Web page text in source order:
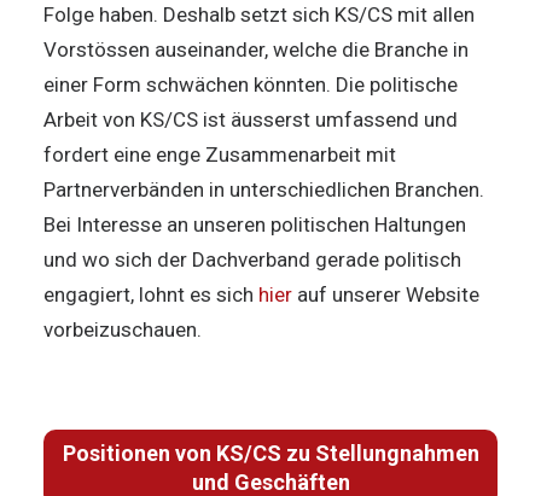
Folge haben. Deshalb setzt sich KS/CS mit allen
Vorstössen auseinander, welche die Branche in
einer Form schwächen könnten. Die politische
Arbeit von KS/CS ist äusserst umfassend und
fordert eine enge Zusammenarbeit mit
Partnerverbänden in unterschiedlichen Branchen.
Bei Interesse an unseren politischen Haltungen
und wo sich der Dachverband gerade politisch
engagiert, lohnt es sich hier auf unserer Website
vorbeizuschauen.
Positionen von KS/CS zu Stellungnahmen
und Geschäften